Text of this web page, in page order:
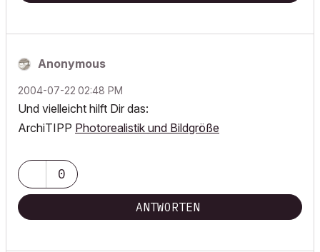
Anonymous
‎2004-07-22 02:48 PM
Und vielleicht hilft Dir das:
ArchiTIPP Photorealistik und Bildgröße
0
ANTWORTEN